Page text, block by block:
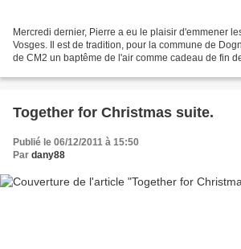
Mercredi dernier, Pierre a eu le plaisir d'emmener
Vosges. Il est de tradition, pour la commune de
de CM2 un baptême de l'air comme cadeau de fin
Together for Christmas suite.
Publié le 06/12/2011 à 15:50
Par dany88